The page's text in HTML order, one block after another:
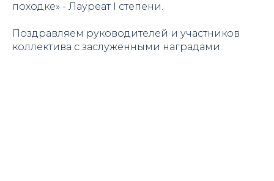
походке» - Лауреат I степени.
Поздравляем руководителей и участников
коллектива с заслуженными наградами.